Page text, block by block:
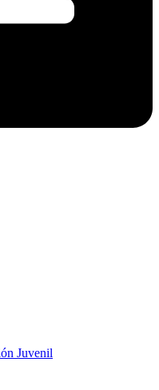
Juvenil